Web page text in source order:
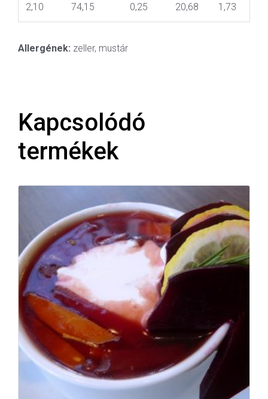
2,10 74,15 0,25 20,68 1,73
Allergének: zeller, mustár
Kapcsolódó
termékek